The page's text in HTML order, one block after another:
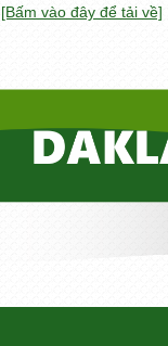
[Bấm vào đây để tải về]